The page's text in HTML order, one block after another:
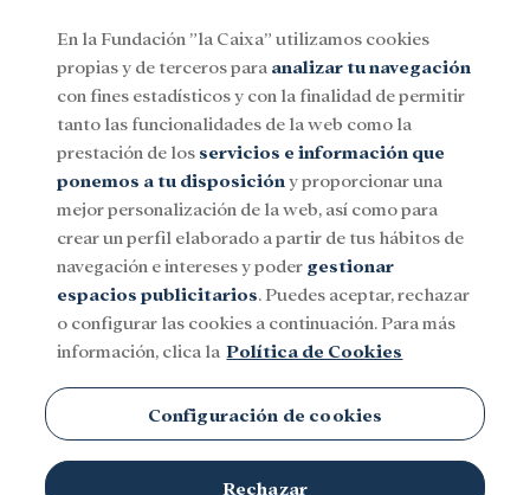
Menu
SocialInvestigación y becasCultura
Ilustración de un futuro donde las inteligencias artificiales se
En la Fundación ”la Caixa” utilizamos cookies
propias y de terceros para analizar tu navegación
con fines estadísticos y con la finalidad de permitir
tanto las funcionalidades de la web como la
prestación de los servicios e información que
ponemos a tu disposición y proporcionar una
mejor personalización de la web, así como para
crear un perfil elaborado a partir de tus hábitos de
navegación e intereses y poder gestionar
espacios publicitarios. Puedes aceptar, rechazar
o configurar las cookies a continuación. Para más
información, clica la Política de Cookies
Configuración de cookies
Rechazar